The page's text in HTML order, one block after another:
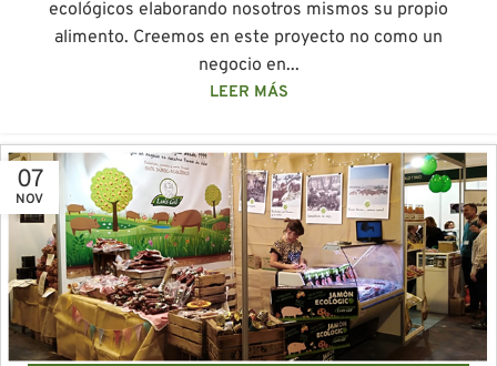
ecológicos elaborando nosotros mismos su propio
alimento. Creemos en este proyecto no como un
negocio en...
LEER MÁS
07
NOV